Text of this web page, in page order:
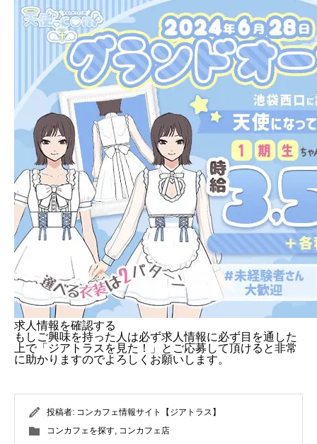
求人情報を確認する
もしご興味を持った人は必ず求人情報に必ず目を通した
上で「ジアトラスを見た！」とご応募して頂けると非常
に助かりますのでよろしくお願いします。
投稿者: コンカフェ情報サイト【ジアトラス】
コンカフェを探す, コンカフェ店